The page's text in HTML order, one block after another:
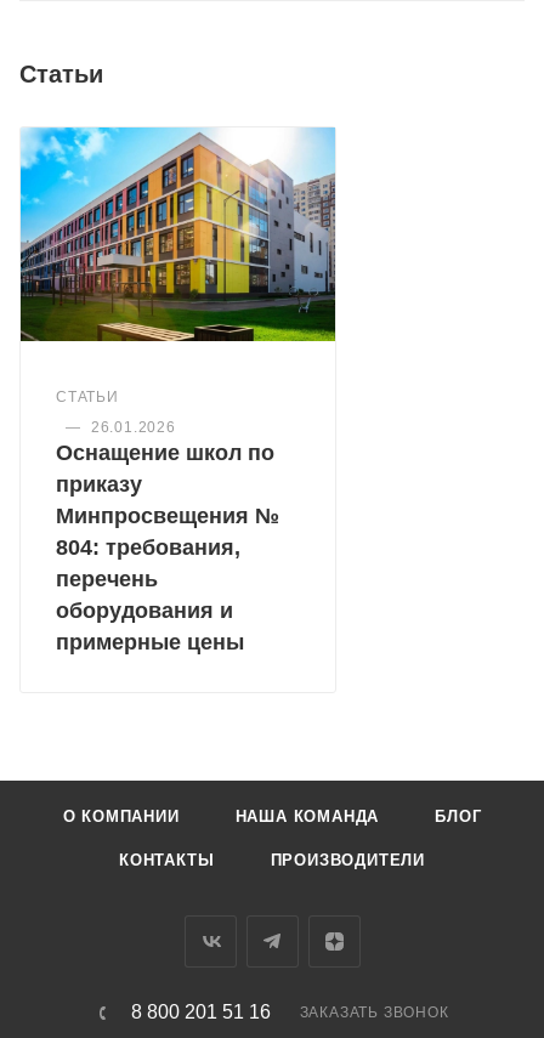
Статьи
СТАТЬИ
—
26.01.2026
Оснащение школ по
приказу
Минпросвещения №
804: требования,
перечень
оборудования и
примерные цены
О КОМПАНИИ НАША КОМАНДА БЛОГ
КОНТАКТЫ ПРОИЗВОДИТЕЛИ
8 800 201 51 16 ЗАКАЗАТЬ ЗВОНОК